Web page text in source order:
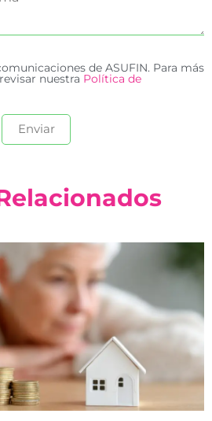
de ASUFIN. Para más
nuestra Política de